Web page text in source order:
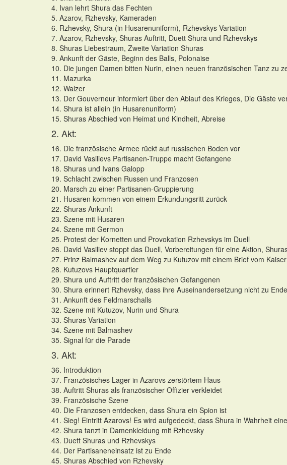
4. Ivan lehrt Shura das Fechten
5. Azarov, Rzhevsky, Kameraden
6. Rzhevsky, Shura (in Husarenuniform), Rzhevskys Variation
7. Azarov, Rzhevsky, Shuras Auftritt, Duett Shura und Rzhevskys
8. Shuras Liebestraum, Zweite Variation Shuras
9. Ankunft der Gäste, Beginn des Balls, Polonaise
10. Die jungen Damen bitten Nurin, einen neuen französischen Tanz zu
11. Mazurka
12. Walzer
13. Der Gouverneur informiert über den Ablauf des Krieges, Die Gäste
14. Shura ist allein (in Husarenuniform)
15. Shuras Abschied von Heimat und Kindheit, Abreise
2. Akt:
16. Die französische Armee rückt auf russischen Boden vor
17. David Vasilievs Partisanen-Truppe macht Gefangene
18. Shuras und Ivans Galopp
19. Schlacht zwischen Russen und Franzosen
20. Marsch zu einer Partisanen-Gruppierung
21. Husaren kommen von einem Erkundungsritt zurück
22. Shuras Ankunft
23. Szene mit Husaren
24. Szene mit Germon
25. Protest der Kornetten und Provokation Rzhevskys im Duell
26. David Vasiliev stoppt das Duell, Vorbereitungen für eine Aktion,
27. Prinz Balmashev auf dem Weg zu Kutuzov mit einem Brief vom Kaiser
28. Kutuzovs Hauptquartier
29. Shura und Auftritt der französischen Gefangenen
30. Shura erinnert Rzhevsky, dass ihre Auseinandersetzung nicht zu
31. Ankunft des Feldmarschalls
32. Szene mit Kutuzov, Nurin und Shura
33. Shuras Variation
34. Szene mit Balmashev
35. Signal für die Parade
3. Akt:
36. Introduktion
37. Französisches Lager in Azarovs zerstörtem Haus
38. Auftritt Shuras als französischer Offizier verkleidet
39. Französische Szene
40. Die Franzosen entdecken, dass Shura ein Spion ist
41. Sieg! Eintritt Azarovs! Es wird aufgedeckt, dass Shura in Wahrheit
42. Shura tanzt in Damenkleidung mit Rzhevsky
43. Duett Shuras und Rzhevskys
44. Der Partisaneneinsatz ist zu Ende
45. Shuras Abschied von Rzhevsky